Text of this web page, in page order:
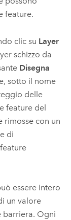
feature.
clic su Layer
schizzo da
Disegna
sotto il nome
delle
feature del
rimosse con un
di
essere intero
un valore
barriera. Ogni